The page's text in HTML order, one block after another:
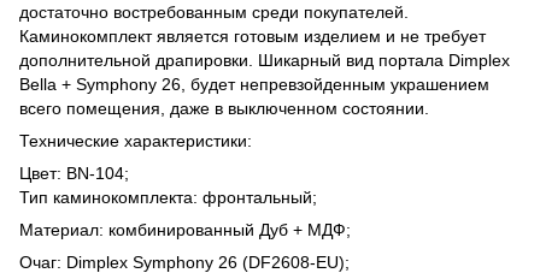
достаточно востребованным среди покупателей.
Каминокомплект является готовым изделием и не требует
дополнительной драпировки. Шикарный вид портала Dimplex
Bella + Symphony 26, будет непревзойденным украшением
всего помещения, даже в выключенном состоянии.
Технические характеристики:
Цвет: BN-104;
Тип каминокомплекта: фронтальный;
Материал: комбинированный Дуб + МДФ;
Очаг: Dimplex Symphony 26 (DF2608-EU);